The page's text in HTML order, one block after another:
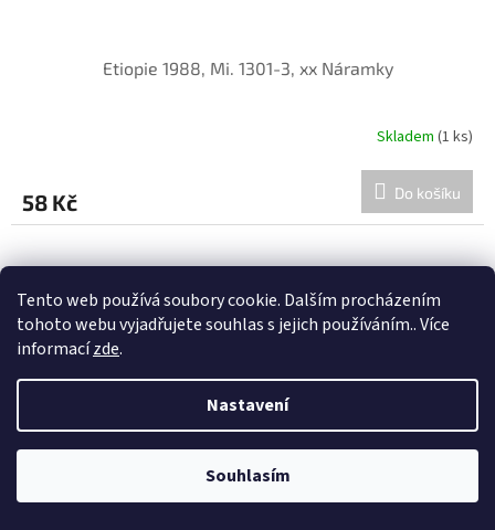
Tento web používá soubory cookie. Dalším procházením
tohoto webu vyjadřujete souhlas s jejich používáním.. Více
informacízde.
Nastavení
Souhlasím
Etiopie 1988, Mi. 1301-3, xx Náramky
Skladem (1 ks)
58 Kč Do košíku